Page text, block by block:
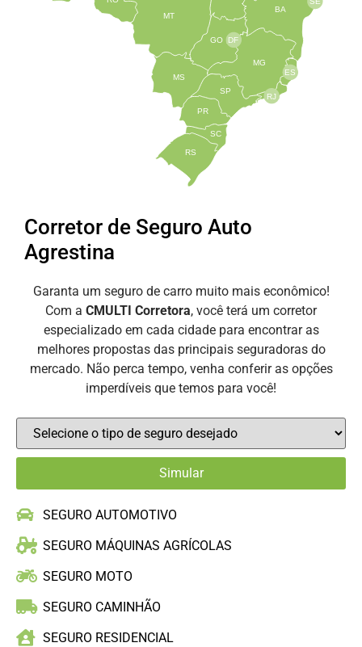
BA
MT
MS
GO
PR
SC
RS
SP
MG
RJ
ES
DF
Corretor de Seguro Auto
Agrestina
Garanta um seguro de carro muito mais econômico!
Com a CMULTI Corretora, você terá um corretor
especializado em cada cidade para encontrar as
melhores propostas das principais seguradoras do
mercado. Não perca tempo, venha conferir as opções
imperdíveis que temos para você!
SEGURO AUTOMOTIVO
SEGURO MÁQUINAS AGRÍCOLAS
SEGURO MOTO
SEGURO CAMINHÃO
SEGURO RESIDENCIAL